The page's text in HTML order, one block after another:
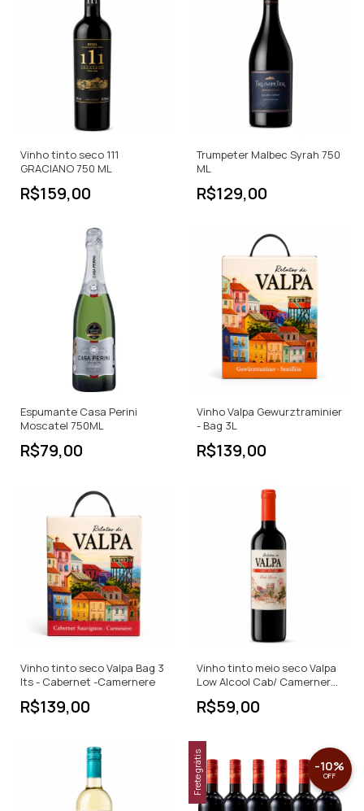
Vinho tinto seco 111
GRACIANO 750 ML
R$159,00
Trumpeter Malbec Syrah 750
ML
R$129,00
Espumante Casa Perini
Moscatel 750ML
R$79,00
Vinho Valpa Gewurztraminier
- Bag 3L
R$139,00
Vinho tinto seco Valpa Bag 3
lts - Cabernet -Camernere
R$139,00
Vinho tinto meio seco Valpa
Low Alcool Cab/ Camernere -
750ml
R$59,00
Frete grátis -10%
OFF